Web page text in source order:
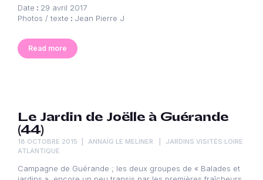
Date : 29 avril 2017
Photos / texte : Jean Pierre J
Read more
Le Jardin de Joëlle à Guérande
(44)
18 OCTOBRE 2015 ANNAÏG LE MELINER
JARDINS VISITÉS LOIRE
ATLANTIQUE
Campagne de Guérande ; les deux groupes de « Balades et